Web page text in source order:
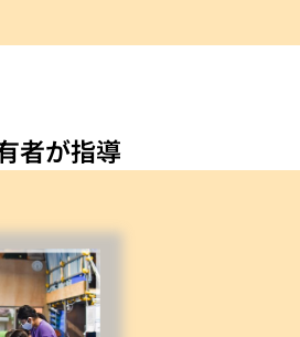
者が指導